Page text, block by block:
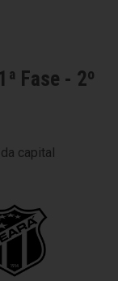
Fase - 2º
capital